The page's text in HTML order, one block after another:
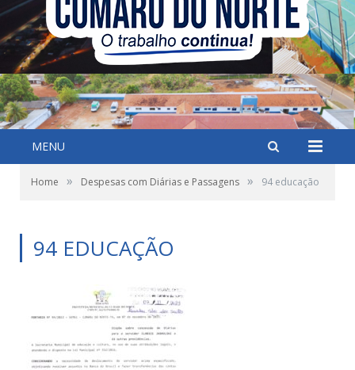
MENU
Home » Despesas com Diárias e Passagens » 94 educação
94 EDUCAÇÃO